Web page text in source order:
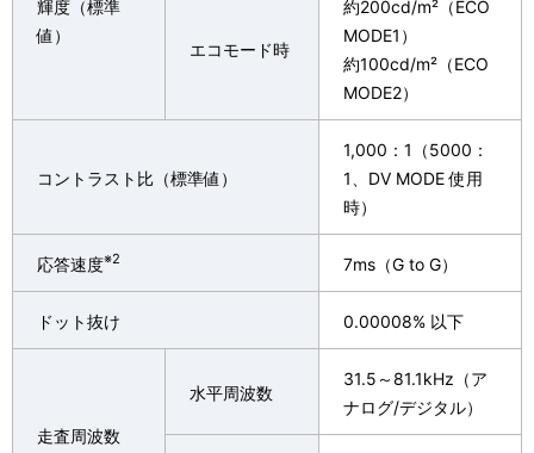
輝度（標準
値）
エコモード時
約200cd/m²（ECO
MODE1）
約100cd/m²（ECO
MODE2）
コントラスト比（標準値）
1,000：1（5000：
1、DV MODE 使用
時）
応答速度※2 7ms（G to G）
ドット抜け 0.00008% 以下
走査周波数
水平周波数
31.5～81.1kHz（ア
ナログ/デジタル）